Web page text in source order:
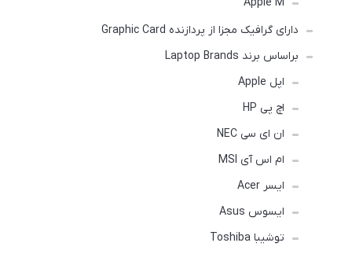
دارای گرافیک مجزا از پردازنده Graphic Card
براساس برند Laptop Brands
اپل Apple
اچ پی HP
ان ای سی NEC
ام اس آی MSI
ایسر Acer
ایسوس Asus
توشیبا Toshiba